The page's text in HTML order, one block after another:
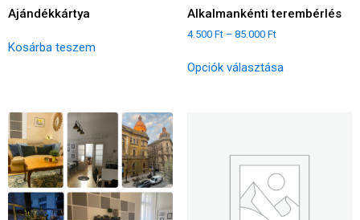
Ajándékkártya
Kosárba teszem
Alkalmankénti terembérlés
4.500 Ft – 85.000 Ft
Opciók választása